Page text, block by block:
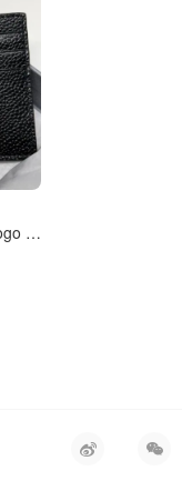
Thom Browne Classic Logo 卡包 金属细节